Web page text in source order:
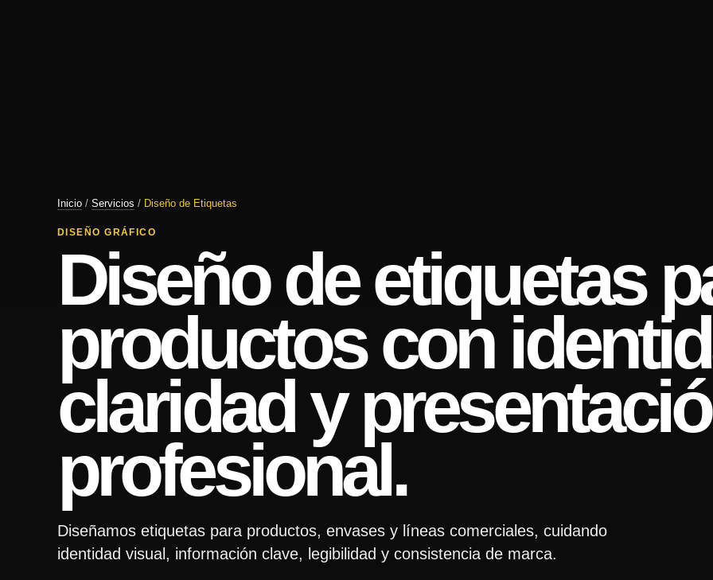
Inicio / Servicios / Diseño de Etiquetas
DISEÑO GRÁFICO
Diseño de etiquetas
productos con
claridad y
profesional.
Diseñamos etiquetas para productos, envases y líneas comerciales, cuidando
identidad visual, información clave, legibilidad y consistencia de marca.